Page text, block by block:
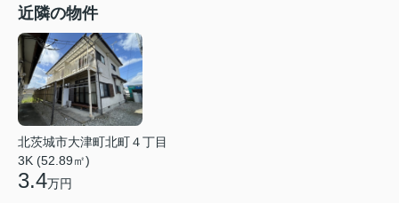
近隣の物件
北茨城市大津町北町４丁目
3K (52.89㎡)
3.4万円